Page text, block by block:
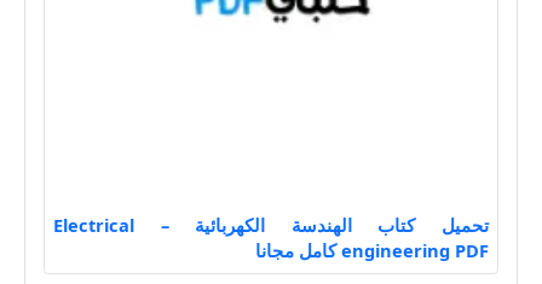
تحميل كتاب الهندسة الكهربائية – Electrical
engineering PDF كامل مجانا